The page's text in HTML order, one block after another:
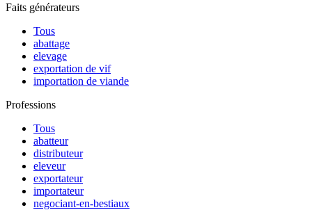
Faits générateurs
Tous
abattage
elevage
exportation de vif
importation de viande
Professions
Tous
abatteur
distributeur
eleveur
exportateur
importateur
negociant-en-bestiaux